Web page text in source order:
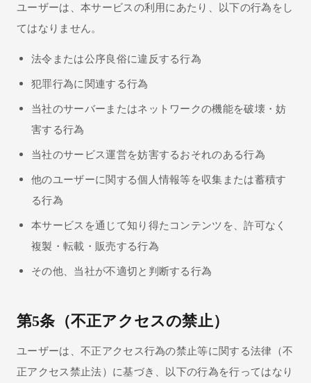
ユーザーは、本サービスの利用にあたり、以下の行為をし
てはなりません。
法令または公序良俗に違反する行為
犯罪行為に関連する行為
当社のサーバーまたはネットワークの機能を破壊・妨
害する行為
当社のサービス運営を妨害するおそれのある行為
他のユーザーに関する個人情報等を収集または蓄積す
る行為
本サービスを通じて知り得たコンテンツを、許可なく
複製・転載・販売する行為
その他、当社が不適切と判断する行為
第5条（不正アクセスの禁止）
ユーザーは、不正アクセス行為の禁止等に関する法律（不
正アクセス禁止法）に基づき、以下の行為を行ってはなり